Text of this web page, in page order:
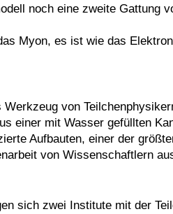
noch eine zweite Gattung
Myon, es ist wie das
von
einer mit Wasser gefüllten
Aufbauten, einer der
von Wissenschaftlern
sich zwei Institute mit der